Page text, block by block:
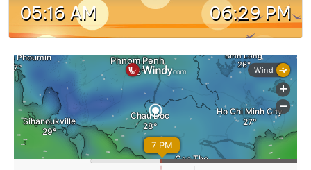
05:16 AM 06:29 PM